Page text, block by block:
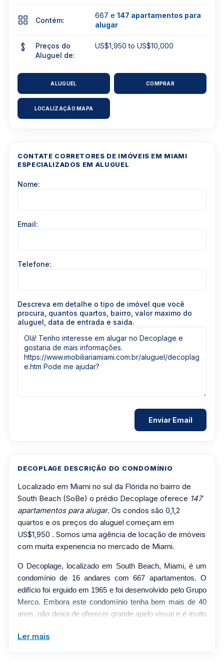
Contém:
667 e 147 apartamentos para
alugar
Preços do
Aluguel de:
US$1,950 to US$10,000
ALUGUEL COMPRAR
LOCALIZAÇÃO MAPA
DECOPLAGE DESCRIÇÃO DO CONDOMÍNIO
Localizado em Miami no sul da Flórida no bairro de
South Beach (SoBe) o prédio Decoplage oferece 147
apartamentos para alugar. Os condos são 0,1,2
quartos e os preços do aluguel começam em
US$1,950 . Somos uma agência de locação de imóveis
com muita experiencia no mercado de Miami.
O Decoplage, localizado em South Beach, Miami, é um
condomínio de 16 andares com 667 apartamentos. O
edifício foi erguido em 1965 e foi desenvolvido pelo Grupo
Merco. Embora este condomínio tenha bem mais de 40
anos, não deixa de oferecer grande apelo visual e é muito
para quem está à sua frente ou mesmo vendo-o à
Ler mais
CONTATE CORRETORES DE IMÓVEIS EM MIAMI
ESPECIALIZADOS EM ALUGUEL
Nome:
Email:
Telefone:
Descreva em detalhe o tipo de imóvel que você
procura, quantos quartos, bairro, valor maximo do
aluguel, data de entrada e saida.